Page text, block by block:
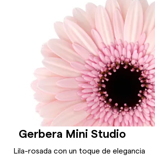
Gerbera Mini Studio
Lila-rosada con un toque de elegancia